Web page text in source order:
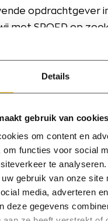
Details
gebruik van cookies
om content en
om functies voor social
te
gebruik van onze site
media, adverteren
deze gegevens
opdrachtgever
met SPOED op
Afmontage. Werk
je technisch inzicht
slag? Dan is dit jouw
37 uur
3000,00 per
bezig met je
hebt technisch
om met hout te
hierin? Voor onze